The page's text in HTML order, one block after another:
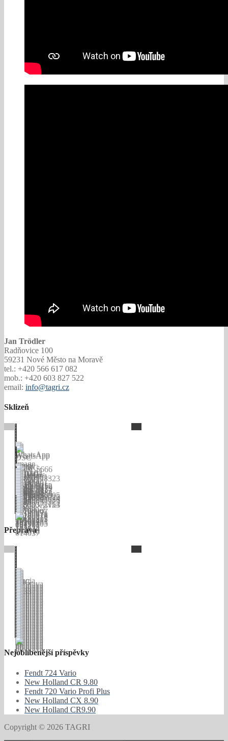
Jan Trödler
Radňovice 100
59231 Nové Město na Moravě
tel.: +420 566 617 082
mob.: +420 603 827 522
email: info@tagri.cz
Sklizeň
Přeprava
Nejoblíbenější příspěvky
Fendt 724 Vario
New Holland CR 9.80
Fendt 720 Vario Profi Plus
New Holland CX 8.90
New Holland CR9.90
Copyright © 2026 TAGRI